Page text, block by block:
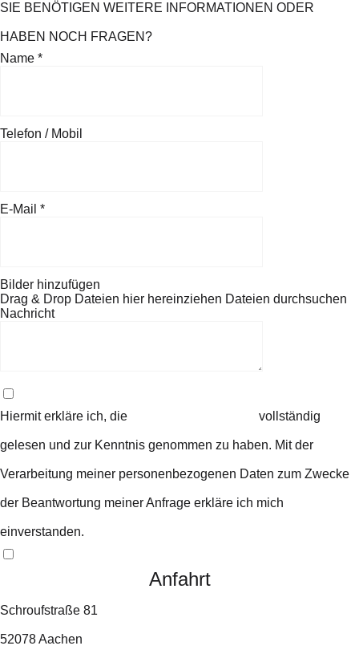
SIE BENÖTIGEN WEITERE INFORMATIONEN ODER
HABEN NOCH FRAGEN?
Name *
Telefon / Mobil
E-Mail *
Bilder hinzufügen
Drag & Drop Dateien hier hereinziehen Dateien durchsuchen
Nachricht
Hiermit erkläre ich, die vollständig
gelesen und zur Kenntnis genommen zu haben. Mit der
Verarbeitung meiner personenbezogenen Daten zum Zwecke
der Beantwortung meiner Anfrage erkläre ich mich
einverstanden.
Anfahrt
Schroufstraße 81
52078 Aachen